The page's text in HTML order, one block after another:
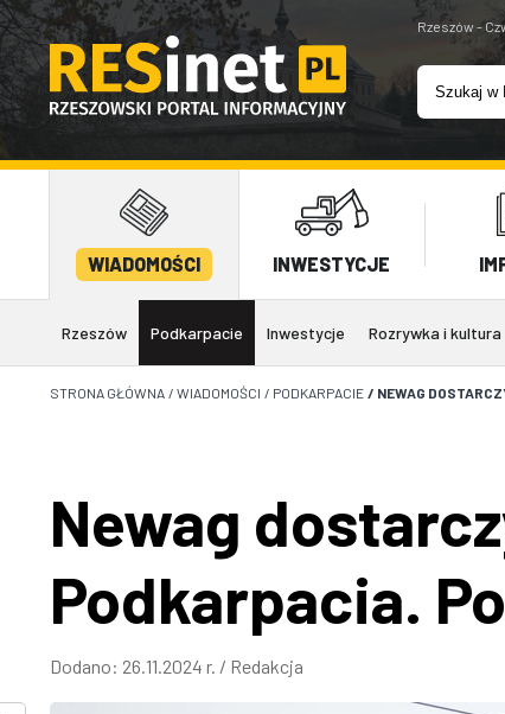
Rzeszów -
WIADOMOŚCI INWESTYCJE
Rzeszów Podkarpacie Inwestycje Rozrywka i kultura
STRONA GŁÓWNA / WIADOMOŚCI / PODKARPACIE / NEWAG
Newag
Podkarpacia.
Dodano: 26.11.2024 r. / Redakcja